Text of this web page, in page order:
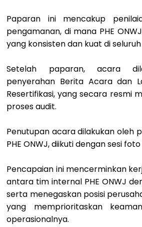
Paparan ini mencakup
pengamanan, di mana PHE
yang konsisten dan kuat di
Setelah paparan, acara
penyerahan Berita Acara dan
Resertifikasi, yang secara resmi
proses audit.
Penutupan acara dilakukan oleh
PHE ONWJ, diikuti dengan sesi
Pencapaian ini mencerminkan
antara tim internal PHE ONWJ
serta menegaskan posisi
yang memprioritaskan
operasionalnya.